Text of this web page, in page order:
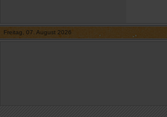
Freitag, 07. August 2026